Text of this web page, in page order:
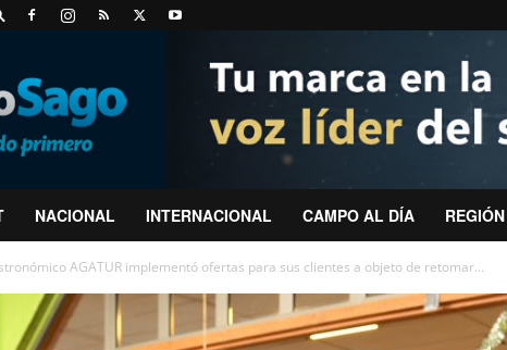
NACIONAL INTERNACIONAL CAMPO AL DÍA
AGATUR implementó ofertas para sus clientes a objeto de retomar...